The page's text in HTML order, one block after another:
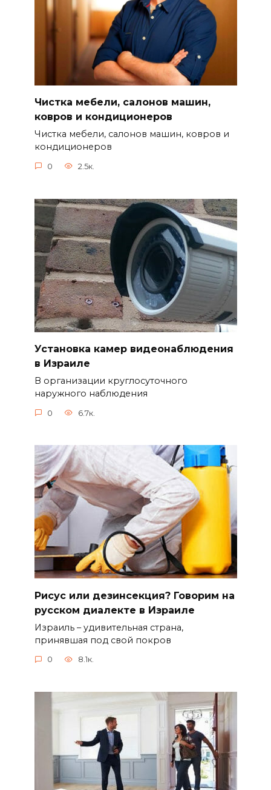
Чистка мебели, салонов машин,
ковров и кондиционеров
Чистка мебели, салонов машин, ковров и
кондиционеров
0 2.5к.
Установка камер видеонаблюдения
в Израиле
В организации круглосуточного
наружного наблюдения
0 6.7к.
Рисус или дезинсекция? Говорим на
русском диалекте в Израиле
Израиль – удивительная страна,
принявшая под свой покров
0 8.1к.